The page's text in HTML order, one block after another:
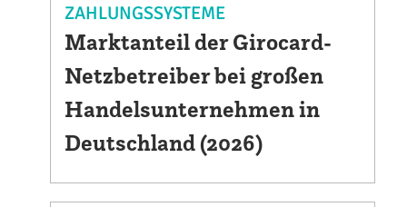
ZAHLUNGSSYSTEME
Marktanteil der Girocard-
Netzbetreiber bei großen
Handelsunternehmen in
Deutschland (2026)